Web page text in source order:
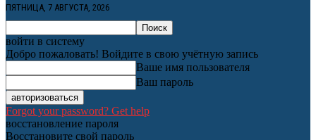
ПЯТНИЦА, 7 АВГУСТА, 2026
войти в систему
Добро пожаловать! Войдите в свою учётную запись
Ваше имя пользователя
Ваш пароль
Forgot your password? Get help
восстановление пароля
Восстановите свой пароль